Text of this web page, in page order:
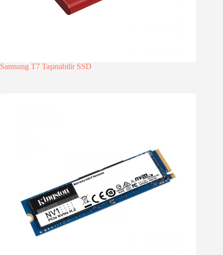
Samsung T7 Taşınabilir SSD